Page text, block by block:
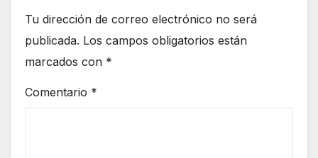
Tu dirección de correo electrónico no será
publicada. Los campos obligatorios están
marcados con *
Comentario *